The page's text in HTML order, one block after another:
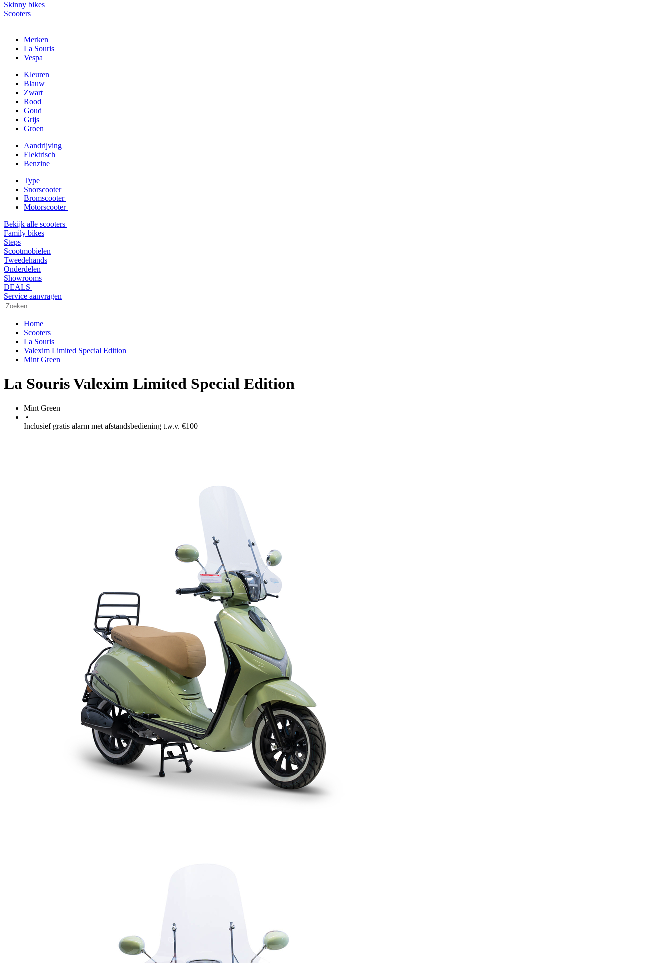
Skinny bikes
Scooters
Merken
La Souris
Vespa
Kleuren
Blauw
Zwart
Rood
Goud
Grijs
Groen
Aandrijving
Elektrisch
Benzine
Type
Snorscooter
Bromscooter
Motorscooter
Bekijk alle scooters
Family bikes
Steps
Scootmobielen
Tweedehands
Onderdelen
Showrooms
DEALS
Service aanvragen
Home
Scooters
La Souris
Valexim Limited Special Edition
Mint Green
La Souris Valexim Limited Special Edition
Mint Green
•
Inclusief gratis alarm met afstandsbediening t.w.v. €100